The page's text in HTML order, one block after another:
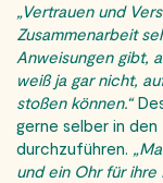
„Vertrauen und
Zusammenarbeit
Anweisungen gibt,
weiß ja gar nicht,
stoßen können.“
gerne selber in
durchzuführen.
und ein Ohr für